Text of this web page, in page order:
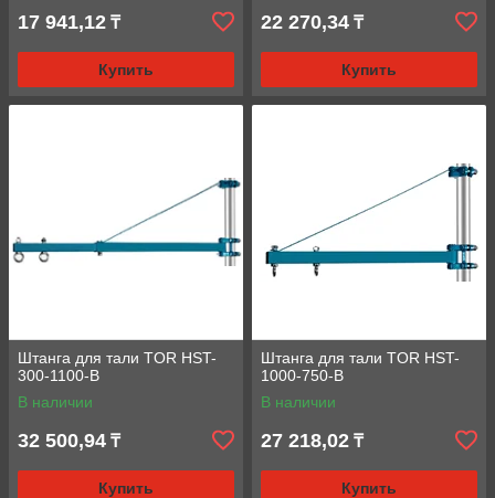
17 941,12 ₸
Купить
22 270,34 ₸
Купить
Штанга для тали TOR HST-
300-1100-B
В наличии
32 500,94 ₸
Купить
Штанга для тали TOR HST-
1000-750-B
В наличии
27 218,02 ₸
Купить